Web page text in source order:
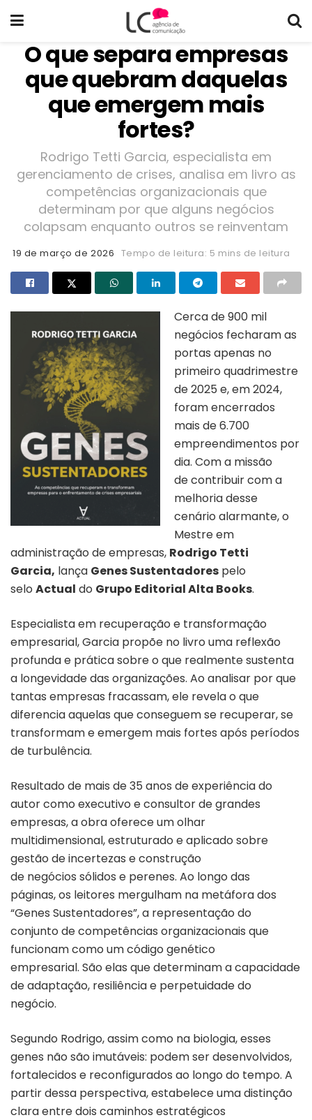
O que separa empresas
que quebram daquelas
que emergem mais
fortes?
Rodrigo Tetti Garcia, especialista em
gerenciamento de crises, analisa em livro as
competências organizacionais que
determinam por que alguns negócios
colapsam enquanto outros se reinventam
19 de março de 2026 Tempo de leitura: 5 mins de leitura
Cerca de 900 mil
negócios fecharam as
portas apenas no
primeiro quadrimestre
de 2025 e, em 2024,
foram encerrados
mais de 6.700
empreendimentos por
dia. Com a missão
de contribuir com a
melhoria desse
cenário alarmante, o
Mestre em
administração de empresas, Rodrigo Tetti
Garcia, lança Genes Sustentadores pelo
selo Actual do Grupo Editorial Alta Books.
Especialista em recuperação e transformação
empresarial, Garcia propõe no livro uma reflexão
profunda e prática sobre o que realmente sustenta
a longevidade das organizações. Ao analisar por que
tantas empresas fracassam, ele revela o que
diferencia aquelas que conseguem se recuperar, se
transformam e emergem mais fortes após períodos
de turbulência.
Resultado de mais de 35 anos de experiência do
autor como executivo e consultor de grandes
empresas, a obra oferece um olhar
multidimensional, estruturado e aplicado sobre
gestão de incertezas e construção
de negócios sólidos e perenes. Ao longo das
páginas, os leitores mergulham na metáfora dos
“Genes Sustentadores”, a representação do
conjunto de competências organizacionais que
funcionam como um código genético
empresarial. São elas que determinam a capacidade
de adaptação, resiliência e perpetuidade do
negócio.
Segundo Rodrigo, assim como na biologia, esses
genes não são imutáveis: podem ser desenvolvidos,
fortalecidos e reconfigurados ao longo do tempo. A
partir dessa perspectiva, estabelece uma distinção
clara entre dois caminhos estratégicos